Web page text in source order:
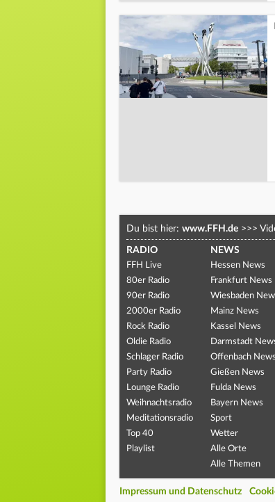
Du bist hier: www.FFH.de >>>
RADIO
FFH Live
80er Radio
90er Radio
2000er Radio
Rock Radio
Oldie Radio
Schlager Radio
Party Radio
Lounge Radio
Weihnachtsradio
Meditationsradio
Top 40
Playlist
NEWS
Hessen News
Frankfurt News
Wiesbaden
Mainz News
Kassel News
Darmstadt
Offenbach News
Gießen News
Fulda News
Bayern News
Sport
Wetter
Alle Orte
Alle Themen
Impressum und Datenschutz